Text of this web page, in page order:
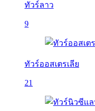
ทัวร์ลาว
9
ทัวร์ออสเตรเลีย
21